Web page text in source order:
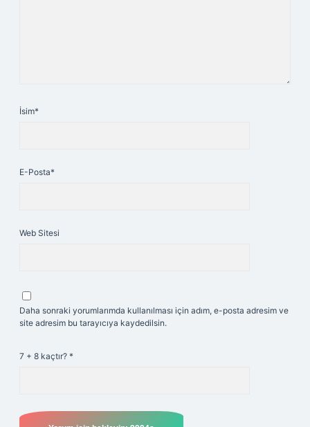
İsim*
E-Posta*
Web Sitesi
Daha sonraki yorumlarımda kullanılması için adım, e-posta adresim ve
site adresim bu tarayıcıya kaydedilsin.
7 + 8 kaçtır? *